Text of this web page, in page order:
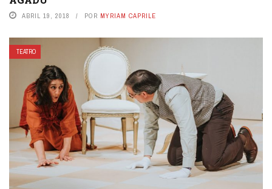
ABRIL 19, 2018 POR MYRIAM CAPRILE
TEATRO